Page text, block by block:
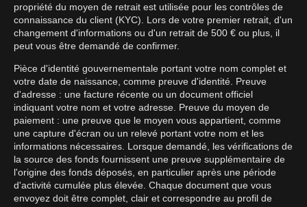
propriété du moyen de retrait est utilisée pour les contrôles de
connaissance du client (KYC). Lors de votre premier retrait, d'un
changement d'informations ou d'un retrait de 500 € ou plus, il
peut vous être demandé de confirmer.
Pièce d'identité gouvernementale portant votre nom complet et
votre date de naissance, comme preuve d'identité. Preuve
d'adresse : une facture récente ou un document officiel
indiquant votre nom et votre adresse. Preuve du moyen de
paiement : une preuve que le moyen vous appartient, comme
une capture d'écran ou un relevé portant votre nom et les
informations nécessaires. Lorsque demandé, les vérifications de
la source des fonds fournissent une preuve supplémentaire de
l'origine des fonds déposés, en particulier après une période
d'activité cumulée plus élevée. Chaque document que vous
envoyez doit être complet, clair et correspondre au profil de